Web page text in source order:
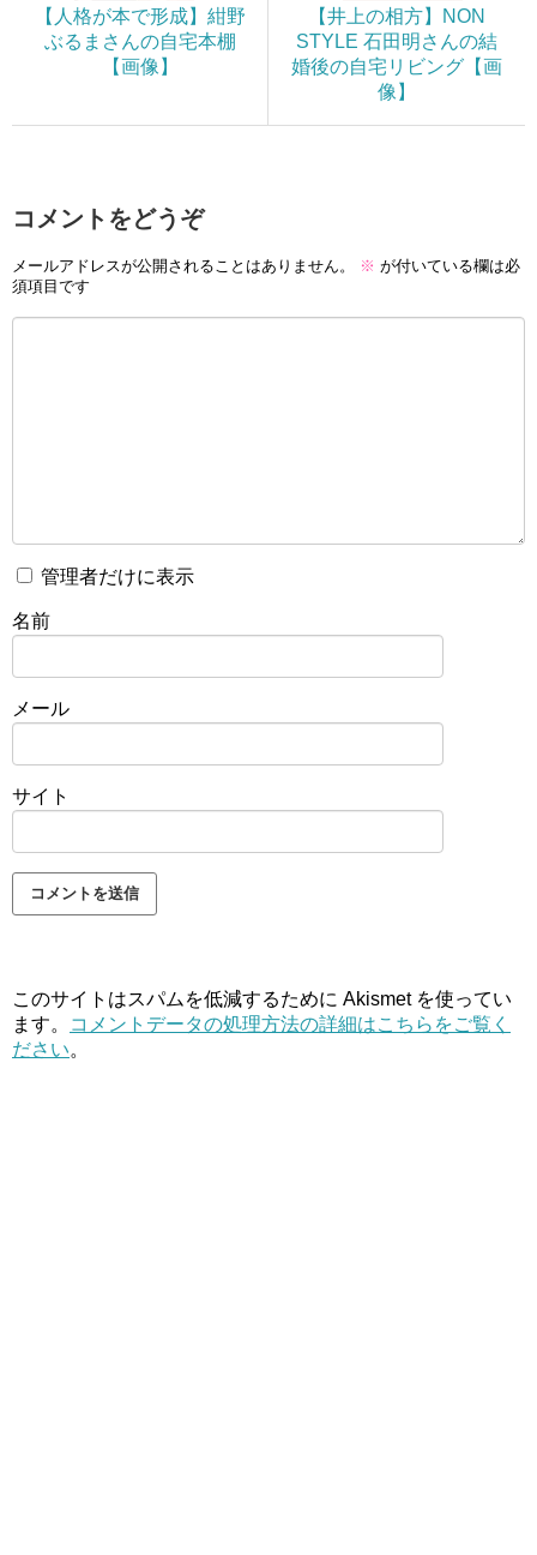
【人格が本で形成】紺野
ぶるまさんの自宅本棚
【画像】
【井上の相方】NON
STYLE 石田明さんの結
婚後の自宅リビング【画
像】
コメントをどうぞ
メールアドレスが公開されることはありません。 ※ が付いている欄は必
須項目です
管理者だけに表示
名前
メール
サイト
このサイトはスパムを低減するために Akismet を使ってい
ます。
コメントデータの処理方法の詳細はこちらをご覧く
ださい。